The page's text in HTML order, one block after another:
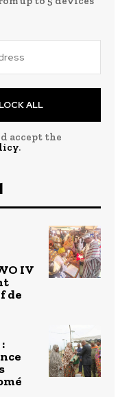
ALL
accept the
.
IV
de